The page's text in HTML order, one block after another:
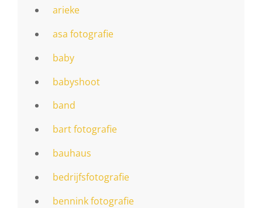
arieke
asa fotografie
baby
babyshoot
band
bart fotografie
bauhaus
bedrijfsfotografie
bennink fotografie